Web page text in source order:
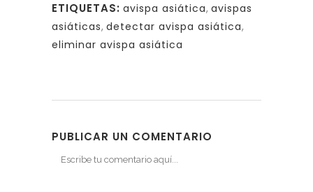
ETIQUETAS: avispa asiática, avispas
asiáticas, detectar avispa asiática,
eliminar avispa asiática
PUBLICAR UN COMENTARIO